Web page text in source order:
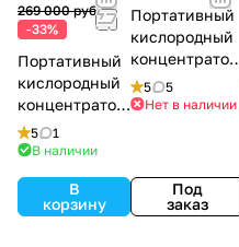
269 000 руб.
-33%
Портативный
кислородный
концентратор
Scaleo Horizon
P5
5
1
В наличии
В
корзину
Портативный
кислородный
концентратор
AirSep
Freestyle 3
5
5
Нет в наличии
Под
заказ